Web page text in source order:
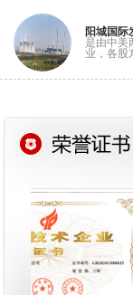
阳城国际
是由中美
业，各股